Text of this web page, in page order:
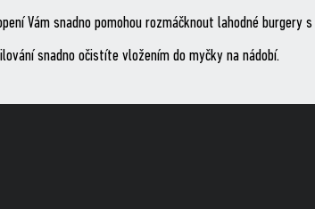
Vám snadno pomohou rozmáčknout lahodné
snadno očistíte vložením do myčky na nádobí.